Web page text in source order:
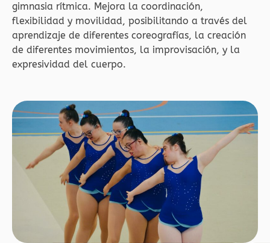
gimnasia rítmica. Mejora la coordinación,
flexibilidad y movilidad, posibilitando a través del
aprendizaje de diferentes coreografías, la creación
de diferentes movimientos, la improvisación, y la
expresividad del cuerpo.